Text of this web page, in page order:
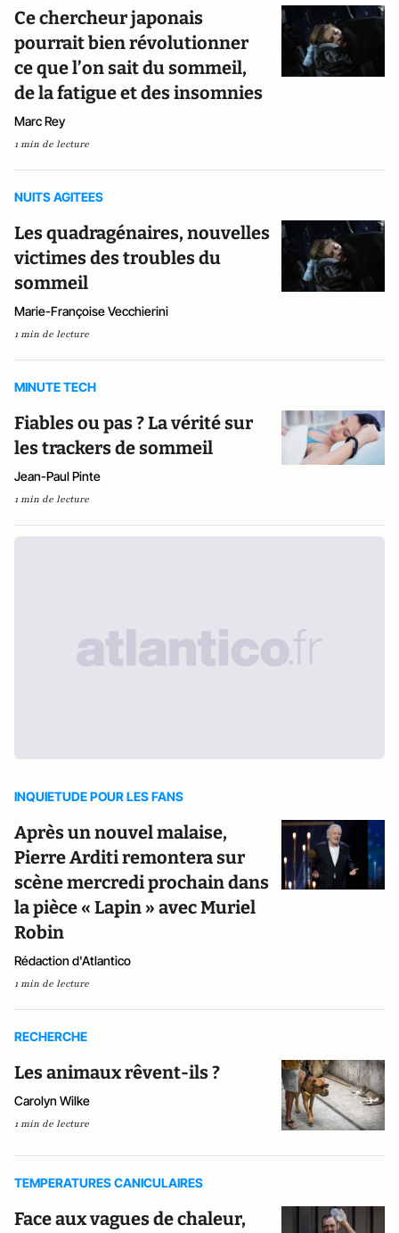
Ce chercheur japonais
pourrait bien révolutionner
ce que l’on sait du sommeil,
de la fatigue et des insomnies
Marc Rey
1 min de lecture
NUITS AGITEES
Les quadragénaires, nouvelles
victimes des troubles du
sommeil
Marie-Françoise Vecchierini
1 min de lecture
MINUTE TECH
Fiables ou pas ? La vérité sur
les trackers de sommeil
Jean-Paul Pinte
1 min de lecture
INQUIETUDE POUR LES FANS
Après un nouvel malaise,
Pierre Arditi remontera sur
scène mercredi prochain dans
la pièce « Lapin » avec Muriel
Robin
Rédaction d'Atlantico
1 min de lecture
RECHERCHE
Les animaux rêvent-ils ?
Carolyn Wilke
1 min de lecture
TEMPERATURES CANICULAIRES
Face aux vagues de chaleur,